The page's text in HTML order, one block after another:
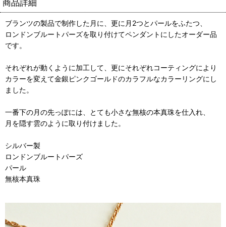
商品詳細
ブランツの製品で制作した月に、更に月2つとパールをふたつ、
ロンドンブルートパーズを取り付けてペンダントにしたオーダー品
です。
それぞれが動くように加工して、更にそれぞれコーティングにより
カラーを変えて金銀ピンクゴールドのカラフルなカラーリングにし
ました。
一番下の月の先っぽには、とても小さな無核の本真珠を仕入れ、
月を隠す雲のように取り付けました。
シルバー製
ロンドンブルートパーズ
パール
無核本真珠